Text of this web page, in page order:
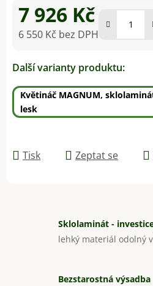
7 926 Kč
6 550 Kč bez DPH
Další varianty produktu:
Květináč MAGNUM,
lesk
Tisk Zeptat se
Sklolaminát -
lehký materiál odolný
Bezstarostná výsadba